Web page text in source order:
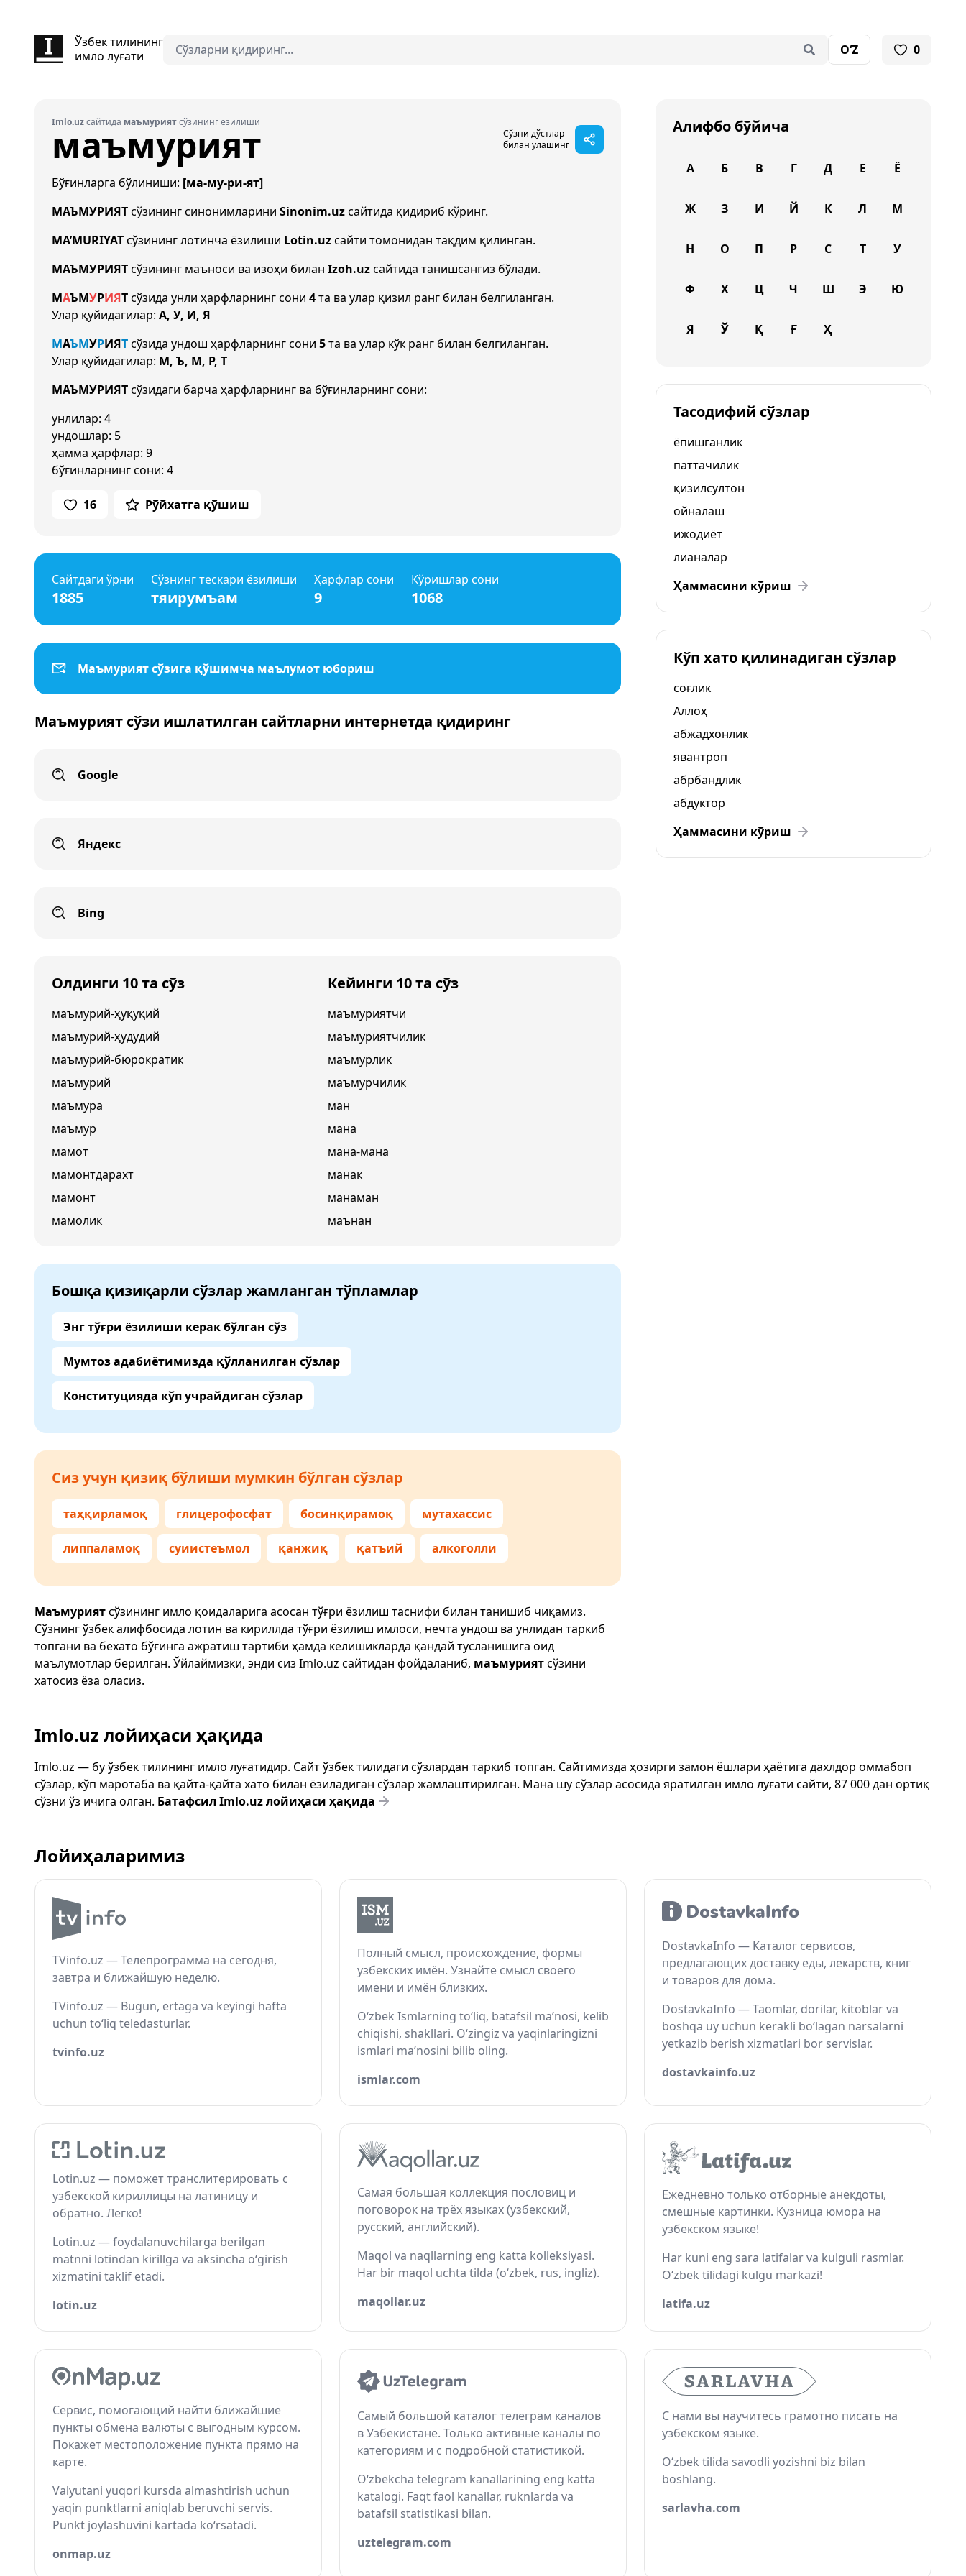
Ўзбек тилининг
имло луғати
O‘Z 0
Imlo.uzсайтида маъмуриятсўзининг ёзилиши
маъмурият
Сўзни дўстлар
билан улашинг
Бўғинларга бўлиниши: [ма-му-ри-ят]
МАЪМУРИЯТсўзининг синонимларини Sinonim.uzсайтида қидириб кўринг.
MA’MURIYATсўзининг лотинча ёзилиши Lotin.uzсайти томонидан тақдим қилинган.
МАЪМУРИЯТсўзининг маъноси ва изоҳи билан Izoh.uzсайтида танишсангиз бўлади.
МАЪМУРИЯТсўзида унли ҳарфларнинг сони 4та ва улар қизил ранг билан белгиланган.
Улар қуйидагилар: А, У, И, Я
МАЪМУРИЯТсўзида ундош ҳарфларнинг сони 5та ва улар кўк ранг билан белгиланган.
Улар қуйидагилар: М, Ъ, М, Р, Т
МАЪМУРИЯТсўзидаги барча ҳарфларнинг ва бўғинларнинг сони:
унлилар: 4
ундошлар: 5
ҳамма ҳарфлар: 9
бўғинларнинг сони: 4
16 Рўйхатга қўшиш
Сайтдаги ўрни
1885
Сўзнинг тескари ёзилиши
тяирумъам
Ҳарфлар сони
9
Кўришлар сони
1068
Маъмурият сўзига қўшимча маълумот юбориш
Маъмурият сўзи ишлатилган сайтларни интернетда қидиринг
Google
Яндекс
Bing
Олдинги 10 та сўз
маъмурий-ҳуқуқий
маъмурий-ҳудудий
маъмурий-бюрократик
маъмурий
маъмура
маъмур
мамот
мамонтдарахт
мамонт
мамолик
Кейинги 10 та сўз
маъмуриятчи
маъмуриятчилик
маъмурлик
маъмурчилик
ман
мана
мана-мана
манак
манаман
маънан
Бошқа қизиқарли сўзлар жамланган тўпламлар
Энг тўғри ёзилиши керак бўлган сўз
Мумтоз адабиётимизда қўлланилган сўзлар
Конституцияда кўп учрайдиган сўзлар
Сиз учун қизиқ бўлиши мумкин бўлган сўзлар
таҳқирламоқ глицерофосфат босинқирамоқ мутахассис
липпаламоқ суиистеъмол қанжиқ қатъий алкоголли
Маъмуриятсўзининг имло қоидаларига асосан тўғри ёзилиш таснифи билан танишиб чиқамиз.
Сўзнинг ўзбек алифбосида лотин ва кириллда тўғри ёзилиш имлоси, нечта ундош ва унлидан таркиб
топгани ва бехато бўғинга ажратиш тартиби ҳамда келишикларда қандай тусланишига оид
маълумотлар берилган. Ўйлаймизки, энди сиз Imlo.uz сайтидан фойдаланиб, маъмуриятсўзини
хатосиз ёза оласиз.
Алифбо бўйича
А Б В Г Д Е Ё
Ж З И Й К Л М
Н О П Р С Т У
Ф Х Ц Ч Ш Э Ю
Я Ў Қ Ғ Ҳ
Тасодифий сўзлар
ёпишганлик
паттачилик
қизилсултон
ойналаш
ижодиёт
лианалар
Ҳаммасини кўриш
Кўп хато қилинадиган сўзлар
соғлик
Аллоҳ
абжадхонлик
явантроп
абрбандлик
абдуктор
Ҳаммасини кўриш
Imlo.uz лойиҳаси ҳақида
Imlo.uz — бу ўзбек тилининг имло луғатидир. Сайт ўзбек тилидаги сўзлардан таркиб топган. Сайтимизда ҳозирги замон ёшлари ҳаётига дахлдор оммабоп
сўзлар, кўп маротаба ва қайта-қайта хато билан ёзиладиган сўзлар жамлаштирилган. Мана шу сўзлар асосида яратилган имло луғати сайти, 87 000 дан ортиқ
сўзни ўз ичига олган. Батафсил Imlo.uz лойиҳаси ҳақида
Лойиҳаларимиз
TVinfo.uz — Телепрограмма на сегодня,
завтра и ближайшую неделю.
TVinfo.uz — Bugun, ertaga va keyingi hafta
uchun to‘liq teledasturlar.
tvinfo.uz
Полный смысл, происхождение, формы
узбекских имён. Узнайте смысл своего
имени и имён близких.
O‘zbek Ismlarning to‘liq, batafsil ma’nosi, kelib
chiqishi, shakllari. O‘zingiz va yaqinlaringizni
ismlari ma’nosini bilib oling.
ismlar.com
DostavkaInfo — Каталог сервисов,
предлагающих доставку еды, лекарств, книг
и товаров для дома.
DostavkaInfo — Taomlar, dorilar, kitoblar va
boshqa uy uchun kerakli bo‘lagan narsalarni
yetkazib berish xizmatlari bor servislar.
dostavkainfo.uz
Lotin.uz — поможет транслитерировать с
узбекской кириллицы на латиницу и
обратно. Легко!
Lotin.uz — foydalanuvchilarga berilgan
matnni lotindan kirillga va aksincha o‘girish
xizmatini taklif etadi.
lotin.uz
Самая большая коллекция пословиц и
поговорок на трёх языках (узбекский,
русский, английский).
Maqol va naqllarning eng katta kolleksiyasi.
Har bir maqol uchta tilda (o‘zbek, rus, ingliz).
maqollar.uz
Ежедневно только отборные анекдоты,
смешные картинки. Кузница юмора на
узбекском языке!
Har kuni eng sara latifalar va kulguli rasmlar.
O‘zbek tilidagi kulgu markazi!
latifa.uz
Сервис, помогающий найти ближайшие
пункты обмена валюты с выгодным курсом.
Покажет местоположение пункта прямо на
карте.
Valyutani yuqori kursda almashtirish uchun
yaqin punktlarni aniqlab beruvchi servis.
Punkt joylashuvini kartada ko‘rsatadi.
onmap.uz
Самый большой каталог телеграм каналов
в Узбекистане. Только активные каналы по
категориям и с подробной статистикой.
O‘zbekcha telegram kanallarining eng katta
katalogi. Faqt faol kanallar, ruknlarda va
batafsil statistikasi bilan.
uztelegram.com
С нами вы научитесь грамотно писать на
узбекском языке.
O‘zbek tilida savodli yozishni biz bilan
boshlang.
sarlavha.com